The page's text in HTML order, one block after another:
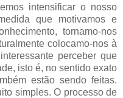
intensificar o nosso
que motivamos e
tornamo-nos
colocamo-nos à
perceber que
isto é, no sentido exato
estão sendo feitas.
simples. O processo de